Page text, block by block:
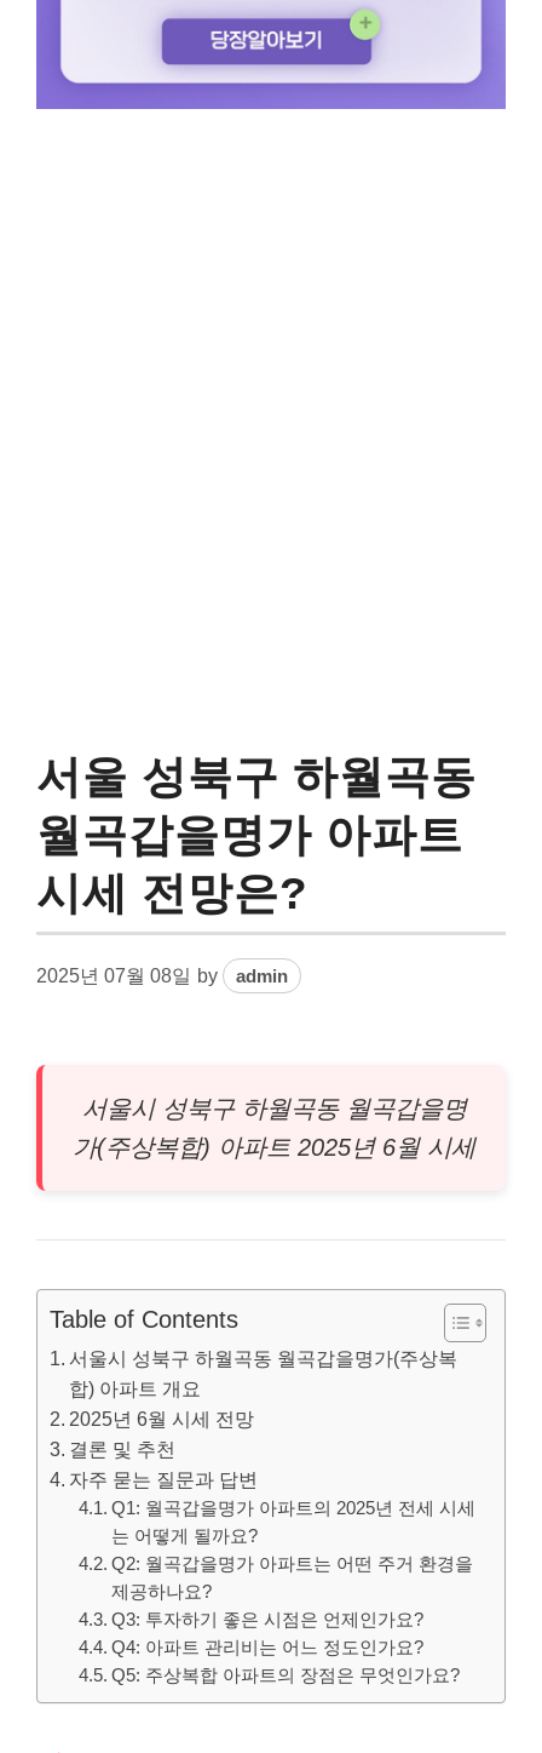
서울 성북구 하월곡동
월곡갑을명가 아파트
시세 전망은?
2025년 07월 08일 by admin
서울시 성북구하월곡동 월곡갑을명
가(주상복합) 아파트 2025년 6월 시세
Table of Contents
서울시 성북구 하월곡동 월곡갑을명가(주상복
합) 아파트 개요
2025년 6월 시세 전망
결론 및 추천
자주 묻는 질문과 답변
Q1: 월곡갑을명가 아파트의 2025년 전세 시세
는 어떻게 될까요?
Q2: 월곡갑을명가 아파트는 어떤 주거 환경을
제공하나요?
Q3: 투자하기 좋은 시점은 언제인가요?
Q4: 아파트 관리비는 어느 정도인가요?
Q5: 주상복합 아파트의 장점은 무엇인가요?